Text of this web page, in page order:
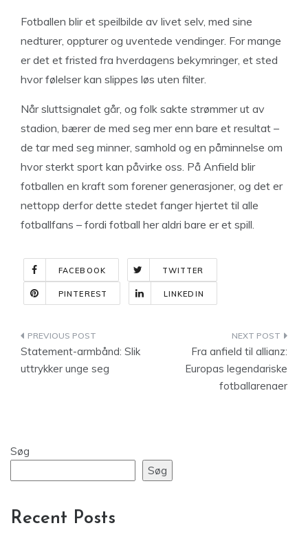
Fotballen blir et speilbilde av livet selv, med sine
nedturer, oppturer og uventede vendinger. For mange
er det et fristed fra hverdagens bekymringer, et sted
hvor følelser kan slippes løs uten filter.
Når sluttsignalet går, og folk sakte strømmer ut av
stadion, bærer de med seg mer enn bare et resultat –
de tar med seg minner, samhold og en påminnelse om
hvor sterkt sport kan påvirke oss. På Anfield blir
fotballen en kraft som forener generasjoner, og det er
nettopp derfor dette stedet fanger hjertet til alle
fotballfans – fordi fotball her aldri bare er et spill.
FACEBOOK TWITTER
PINTEREST LINKEDIN
Indlægsnavigation
Statement-armbånd: Slik
uttrykker unge seg
Fra anfield til allianz:
Europas legendariske
fotballarenaer
Søg
Søg
Recent Posts